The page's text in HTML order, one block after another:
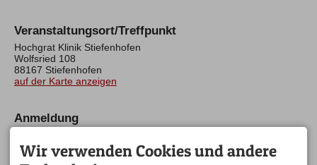
Veranstaltungsort/Treffpunkt
Hochgrat Klinik Stiefenhofen
Wolfsried 108
88167 Stiefenhofen
auf der Karte anzeigen
Anmeldung
teilzunehmen. Wir bitten um Anmeldung und Kauf einer
Essensmarke bei der Rezeption bis jeweils spätestens 10.00
Wir verwenden Cookies und andere